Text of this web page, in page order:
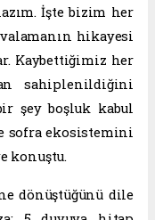
İşte bizim her
hikayesi
Kaybettiğimiz her
sahiplenildiğini
şey boşluk kabul
sofra ekosistemini
konuştu.
dönüştüğünü dile